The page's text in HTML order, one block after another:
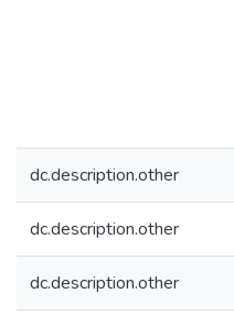
dc.description.other
dc.description.other
dc.description.other